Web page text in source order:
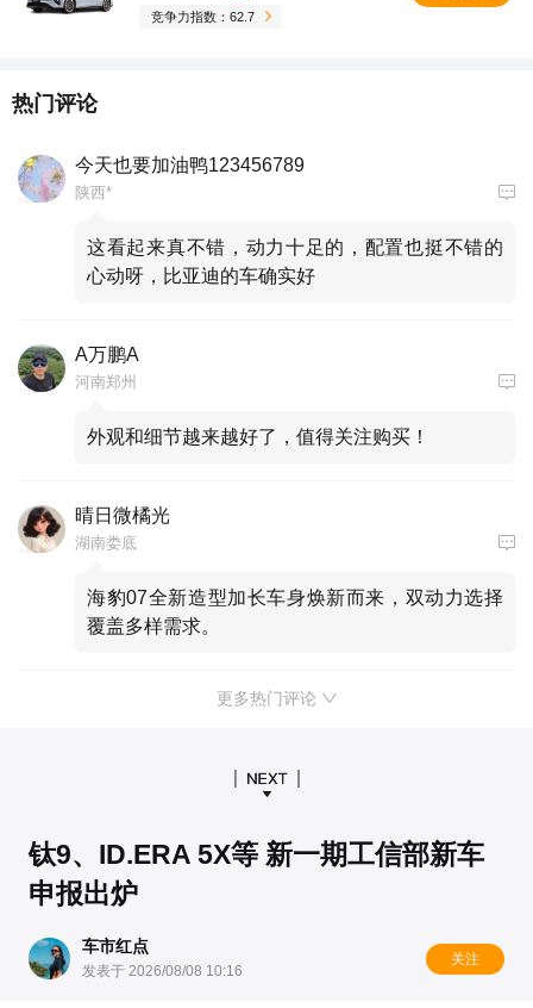
竞争力指数：62.7
热门评论
今天也要加油鸭123456789
陕西*
这看起来真不错，动力十足的，配置也挺不错的
心动呀，比亚迪的车确实好
A万鹏A
河南郑州
外观和细节越来越好了，值得关注购买！
晴日微橘光
湖南娄底
海豹07全新造型加长车身焕新而来，双动力选择
覆盖多样需求。
更多热门评论
钛9、ID.ERA 5X等 新一期工信部新车
申报出炉
车市红点
发表于 2026/08/08 10:16
关注